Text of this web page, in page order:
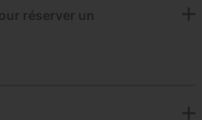
réserver un